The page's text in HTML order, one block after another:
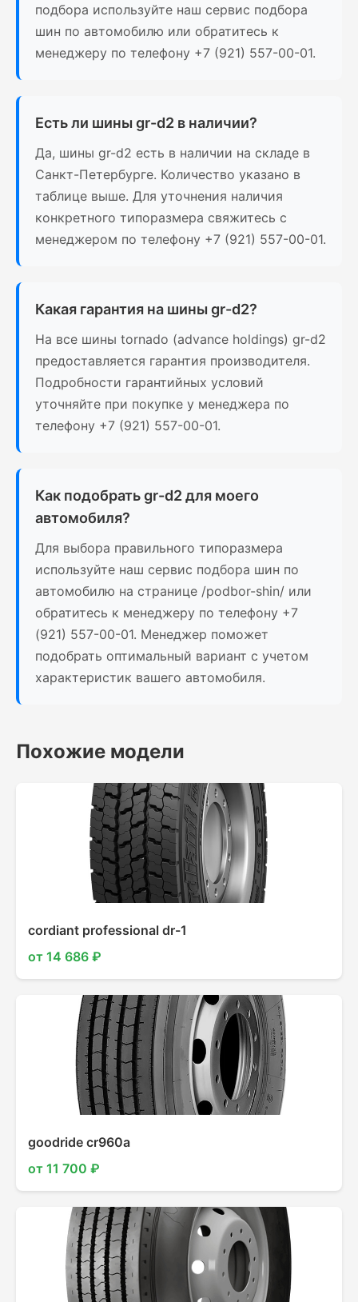
подбора используйте наш сервис подбора
шин по автомобилю или обратитесь к
менеджеру по телефону +7 (921) 557-00-01.
Есть ли шины gr-d2 в наличии?
Да, шины gr-d2 есть в наличии на складе в
Санкт-Петербурге. Количество указано в
таблице выше. Для уточнения наличия
конкретного типоразмера свяжитесь с
менеджером по телефону +7 (921) 557-00-01.
Какая гарантия на шины gr-d2?
На все шины tornado (advance holdings) gr-d2
предоставляется гарантия производителя.
Подробности гарантийных условий
уточняйте при покупке у менеджера по
телефону +7 (921) 557-00-01.
Как подобрать gr-d2 для моего
автомобиля?
Для выбора правильного типоразмера
используйте наш сервис подбора шин по
автомобилю на странице /podbor-shin/ или
обратитесь к менеджеру по телефону +7
(921) 557-00-01. Менеджер поможет
подобрать оптимальный вариант с учетом
характеристик вашего автомобиля.
Похожие модели
cordiant professional dr-1
от 14 686 ₽
goodride cr960a
от 11 700 ₽